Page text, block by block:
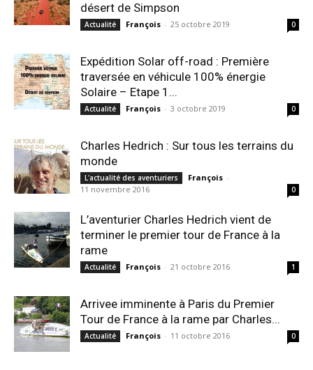
désert de Simpson
Actualité François - 25 octobre 2019 0
Expédition Solar off-road : Première
traversée en véhicule 100% énergie
Solaire – Etape 1...
Actualité François - 3 octobre 2019 0
Charles Hedrich : Sur tous les terrains du
monde
L'actualité des aventuriers François -
11 novembre 2016
0
L’aventurier Charles Hedrich vient de
terminer le premier tour de France à la
rame
Actualité François - 21 octobre 2016 1
Arrivee imminente à Paris du Premier
Tour de France à la rame par Charles...
Actualité François - 11 octobre 2016 0